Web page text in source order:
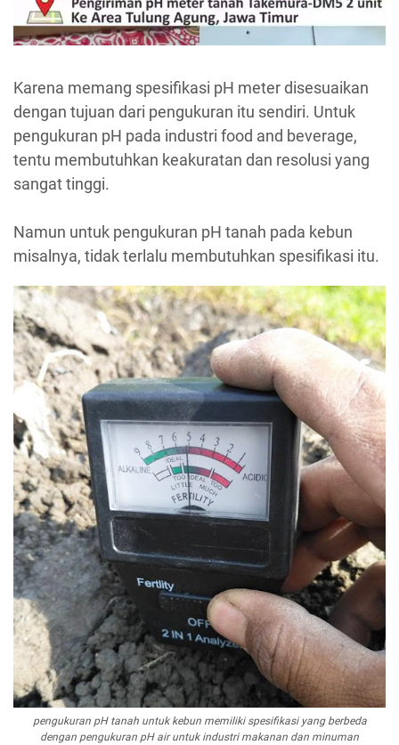
Karena memang spesifikasi pH meter disesuaikan
dengan tujuan dari pengukuran itu sendiri. Untuk
pengukuran pH pada industri food and beverage,
tentu membutuhkan keakuratan dan resolusi yang
sangat tinggi.
Namun untuk pengukuran pH tanah pada kebun
misalnya, tidak terlalu membutuhkan spesifikasi itu.
pengukuran pH tanah untuk kebun memiliki spesifikasi yang berbeda
dengan pengukuran pH air untuk industri makanan dan minuman